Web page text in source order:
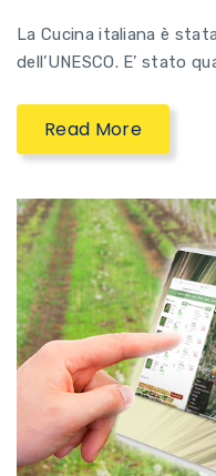
La Cucina italiana è
dell’UNESCO. E’ stato
Read More